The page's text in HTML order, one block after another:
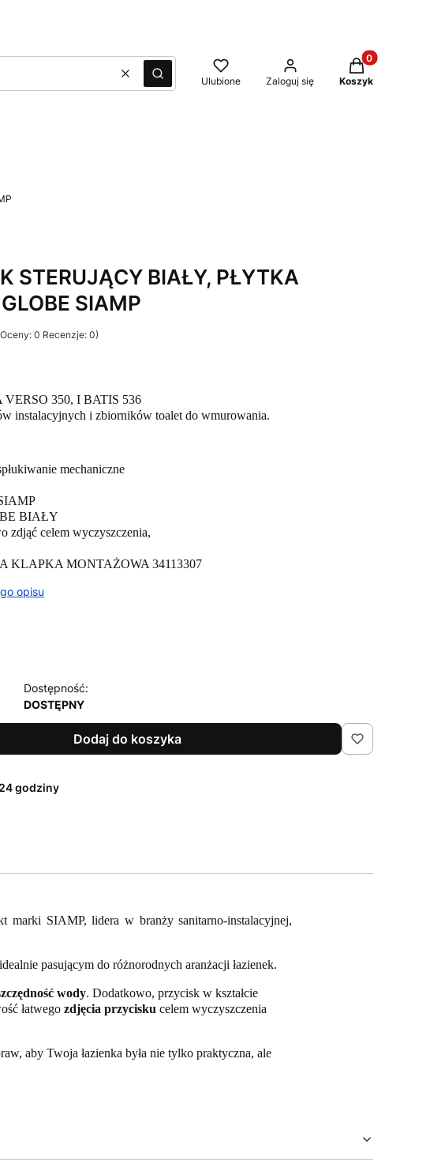
WyczyśćSzukaj Ulubione Zaloguj się
Produkty w
Koszyk
STERUJĄCY BIAŁY, PŁYTKA
SIAMP
0 Recenzje: 0)
350, I BATIS 536
instalacyjnych i zbiorników toalet do wmurowania.
mechaniczne
BIAŁY
zdjąć celem wyczyszczenia,
KLAPKA MONTAŻOWA 34113307
opisu
Dostępność:
DOSTĘPNY
Dodaj do koszyka
24 godziny
marki SIAMP, lidera w branży sanitarno-instalacyjnej,
pasującym do różnorodnych aranżacji łazienek.
wody. Dodatkowo, przycisk w kształcie
łatwego zdjęcia przycisku celem wyczyszczenia
aby Twoja łazienka była nie tylko praktyczna, ale